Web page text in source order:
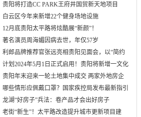
贵阳将打造CC PARK王府井国贸新天地项目
白云区今年来新增22个健身场地设施
12月底贵阳太平路将炫酷展“新颜”！
著名演员周海媚因病去世，年仅57岁
利郎品牌推荐官张远亮相贵阳见面会，以“简约
计划2024年5月1日正式启用！贵阳将新增一文化
贵阳年末迎来一轮土地集中成交 两家外地房企
哪些情形应佩戴口罩？国家疾控局发布最新指引
龙湖“好房子”兵法：卷产品才会出好房子
老街“新生”！太平路改造提升城市更新项目建